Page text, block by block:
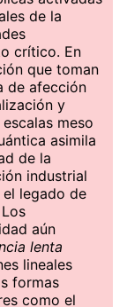
de la
crítico. En
que toman
de afección
y
meso
asimila
de la
industrial
legado de
aún
lenta
lineales
formas
como el